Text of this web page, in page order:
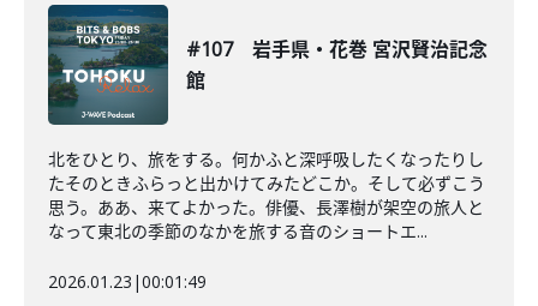
#107 岩手県・花巻 宮沢賢治記念
館
北をひとり、旅をする。何かふと深呼吸したくなったりし
たそのときふらっと出かけてみたどこか。そして必ずこう
思う。ああ、来てよかった。俳優、長澤樹が架空の旅人と
なって東北の季節のなかを旅する音のショートエ...
2026.01.23 |00:01:49